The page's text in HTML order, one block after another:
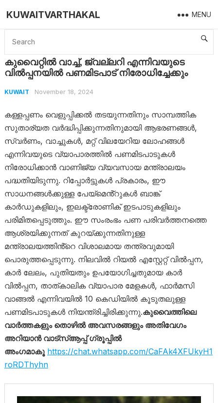
KUWAITVARTHAKAL MENU
Home Kuwait കുവൈറ്റിൽ വാച്ച്, ജ്വല്ലറി എന്നിവയുടെ വിൽപ്പനയിൽ പണമിടപാട് നിരോധിച്ചേക്കും
കുവൈറ്റിൽ വാച്ച്, ജ്വല്ലറി എന്നിവയുടെ
വിൽപ്പനയിൽ പണമിടപാട് നിരോധിച്ചേക്കും
KUWAIT November 18, 2024
കള്ളപ്പണം വെളുപ്പിക്കൽ തടയുന്നതിനും സാമ്പത്തിക
സുതാര്യത വർദ്ധിപ്പിക്കുന്നതിനുമായി ആഭരണങ്ങൾ,
സ്വർണം, വാച്ചുകൾ, മറ്റ് വിലയേറിയ ലോഹങ്ങൾ
എന്നിവയുടെ വ്യാപാരത്തിൽ പണമിടപാടുകൾ
നിരോധിക്കാൻ വാണിജ്യ വ്യവസായ മന്ത്രാലയം
പദ്ധതിയിടുന്നു. റിപ്പോർട്ടുകൾ പ്രകാരം, ഈ
സാധനങ്ങൾക്കുള്ള പേയ്‌മെൻ്റുകൾ ബാങ്ക്
കാർഡുകളിലും, ഇലക്ട്രോണിക് ഇടപാടുകളിലും
പരിമിതപ്പെടുത്തും. ഈ സംരംഭം പണ പരിവർത്തനത്തെ
ആശ്രയിക്കുന്നത് കുറയ്ക്കുന്നതിനുള്ള
മന്ത്രാലയത്തിൻ്റെ വിശാലമായ തന്ത്രവുമായി
പൊരുത്തപ്പെടുന്നു. നിലവിൽ റിയൽ എസ്റ്റേറ്റ് വിൽപ്പന,
കാർ ലേലം, പുതിയതും ഉപയോഗിച്ചതുമായ കാർ
വിൽപ്പന, താത്കാലിക വ്യാപാര മേളകൾ, ഫാർമസി
വാങ്ങൽ എന്നിവയിൽ 10 കെഡിയിൽ കൂടുതലുള്ള
പണമിടപാടുകൾ നിയന്ത്രിച്ചിരിക്കുന്നു.കുവൈത്തിലെ
വാർത്തകളും തൊഴിൽ അവസരങ്ങളും അതിവേഗം
അറിയാൻ വാട്സ്ആപ്പ് ഗ്രൂപ്പിൽ
അംഗമാകൂ https://chat.whatsapp.com/CaFAk4XFUkyH1
roRDThyhn